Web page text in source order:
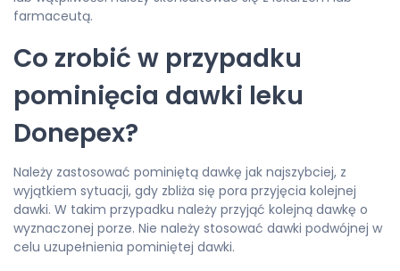
farmaceutą.
Co zrobić w przypadku
pominięcia dawki leku
Donepex?
Należy zastosować pominiętą dawkę jak najszybciej, z
wyjątkiem sytuacji, gdy zbliża się pora przyjęcia kolejnej
dawki. W takim przypadku należy przyjąć kolejną dawkę o
wyznaczonej porze. Nie należy stosować dawki podwójnej w
celu uzupełnienia pominiętej dawki.